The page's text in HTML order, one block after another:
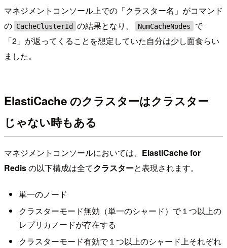
マネジメントコンソール上での「クラスター名」がコマンド
の CacheClusterId の結果となり、 NumCacheNodes
で
「2」が返ってくることを想定していた自分は少し面食らい
ました。
ElastiCache のクラスターはクラスター
じゃない時もある
マネジメントコンソールにおいては、 ElastiCache for
Redisの以下構成は全てクラスターと表現されます。
単一のノード
クラスターモード無効（単一のシャード）で１つ以上の
レプリカノードが存在する
クラスターモード有効で１つ以上のシャード上それぞれ